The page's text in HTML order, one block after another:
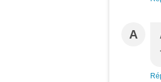
A